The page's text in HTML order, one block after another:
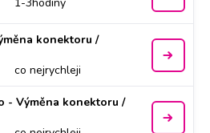
konektoru /
co nejrychleji
- Výměna konektoru /